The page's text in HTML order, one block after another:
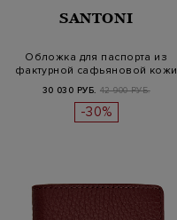
SANTONI
Обложка для паспорта из
фактурной сафьяновой кожи
30 030 РУБ. 42 900 РУБ.
-30%